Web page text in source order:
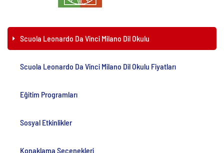
Scuola Leonardo Da Vinci Milano Dil Okulu
Scuola Leonardo Da Vinci Milano Dil Okulu Fiyatları
Eğitim Programları
Sosyal Etkinlikler
Konaklama Seçenekleri